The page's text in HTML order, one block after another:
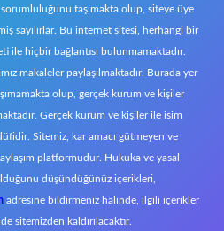
taşımakta olup, siteye üye
sayılırlar. Bu internet sitesi, herhangi bir
ile hiçbir bağlantısı bulunmamaktadır.
makaleler paylaşılmaktadır. Burada yer
olup, gerçek kurum ve kişiler
Gerçek kurum ve kişiler ile isim
Sitemiz, kar amacı gütmeyen ve
platformudur. Hukuka ve yasal
düşündüğünüz içerikleri,
adresine bildirmeniz halinde, ilgili içerikler
sitemizden kaldırılacaktır.